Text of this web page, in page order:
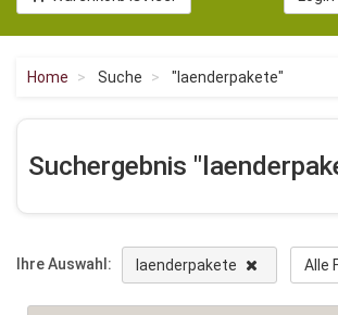
Home Suche "laenderpakete"
Suchergebnis
Ihre Auswahl: laenderpakete Alle